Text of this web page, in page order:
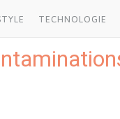
TECHNOLOGIE